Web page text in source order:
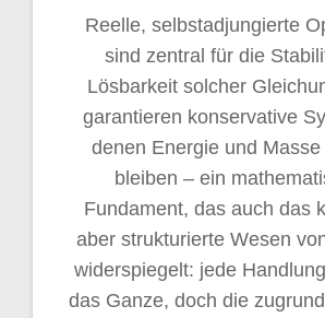
Reelle, selbstadjungierte
sind zentral für die
Lösbarkeit solcher
garantieren konservative
denen Energie und Masse
bleiben – ein
Fundament, das auch das
aber strukturierte Wesen
widerspiegelt: jede
das Ganze, doch die